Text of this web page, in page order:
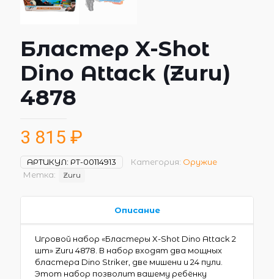
Бластер X-Shot
Dino Attack (Zuru)
4878
3 815 ₽
АРТИКУЛ: РТ-00114913 Категория: Оружие
Метка:
Zuru
Описание
Игровой набор «Бластеры X-Shot Dino Attack 2
шт» Zuru 4878. В набор входят два мощных
бластера Dino Striker, две мишени и 24 пули.
Этот набор позволит вашему ребёнку